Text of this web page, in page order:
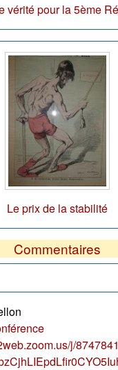
vérité pour la 5ème
Le prix de la stabilité
Commentaires
j/